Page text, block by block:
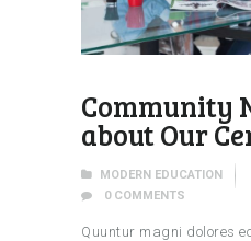
Community
about Our
MODERN EDUCATION
0 COMMENTS
Quuntur magni dolores